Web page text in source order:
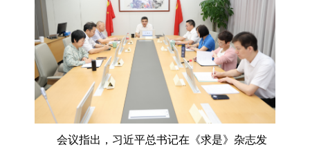
会议指出，习近平总书记在《求是》杂志发